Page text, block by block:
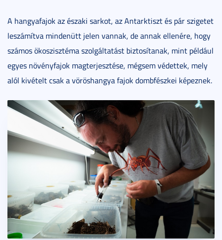
A hangyafajok az északi sarkot, az Antarktiszt és pár szigetet
leszámítva mindenütt jelen vannak, de annak ellenére, hogy
számos ökoszisztéma szolgáltatást biztosítanak, mint például
egyes növényfajok magterjesztése, mégsem védettek, mely
alól kivételt csak a vöröshangya fajok dombfészkei képeznek.